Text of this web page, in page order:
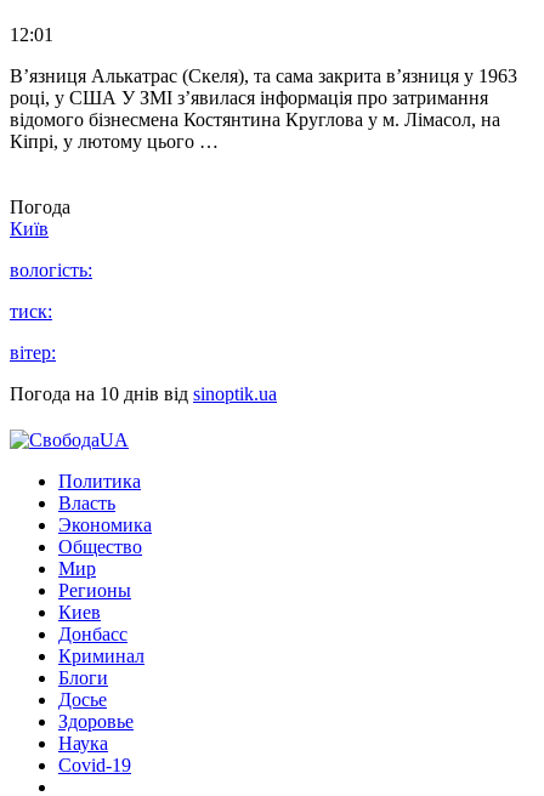
12:01
В’язниця Алькатрас (Скеля), та сама закрита в’язниця у 1963
році, у США У ЗМІ з’явилася інформація про затримання
відомого бізнесмена Костянтина Круглова у м. Лімасол, на
Кіпрі, у лютому цього …
Погода
Київ
вологість:
тиск:
вітер:
Погода на 10 днів від sinoptik.ua
Политика
Власть
Экономика
Общество
Мир
Регионы
Киев
Донбасс
Криминал
Блоги
Досье
Здоровье
Наука
Covid-19